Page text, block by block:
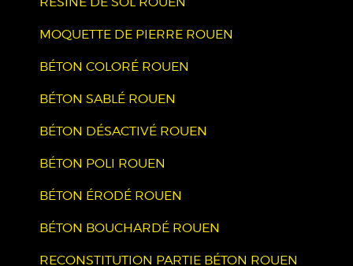
MOQUETTE DE PIERRE ROUEN
BÉTON COLORÉ ROUEN
BÉTON SABLÉ ROUEN
BÉTON DÉSACTIVÉ ROUEN
BÉTON POLI ROUEN
BÉTON ÉRODÉ ROUEN
BÉTON BOUCHARDÉ ROUEN
RECONSTITUTION PARTIE BÉTON ROUEN